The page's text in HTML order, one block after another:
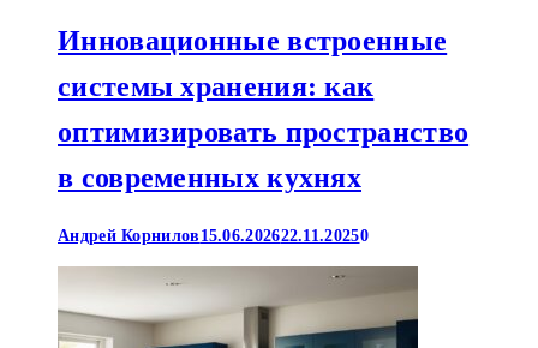
Инновационные встроенные
системы хранения: как
оптимизировать пространство
в современных кухнях
Андрей Корнилов 15.06.202622.11.20250